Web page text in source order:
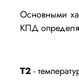
Основными
КПД
Т2 -